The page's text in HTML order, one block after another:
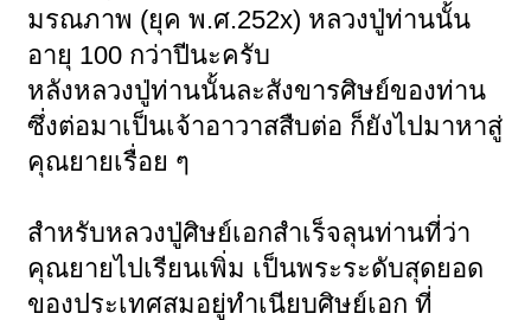
มรณภาพ (ยุค พ.ศ.252x) หลวงปู่ท่านนั้น
อายุ 100 กว่าปีนะครับ
หลังหลวงปู่ท่านนั้นละสังขารศิษย์ของท่าน
ซึ่งต่อมาเป็นเจ้าอาวาสสืบต่อ ก็ยังไปมาหาสู่
คุณยายเรื่อย ๆ
สำหรับหลวงปู่ศิษย์เอกสำเร็จลุนท่านที่ว่า
คุณยายไปเรียนเพิ่ม เป็นพระระดับสุดยอด
ของประเทศสมอยู่ทำเนียบศิษย์เอก ที่